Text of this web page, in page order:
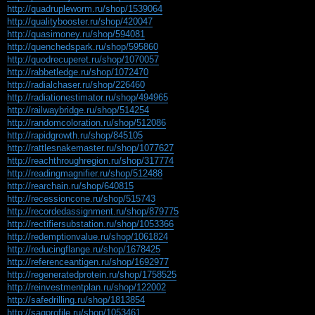
http://quadrupleworm.ru/shop/1539064
http://qualitybooster.ru/shop/420047
http://quasimoney.ru/shop/594081
http://quenchedspark.ru/shop/595860
http://quodrecuperet.ru/shop/1070057
http://rabbetledge.ru/shop/1072470
http://radialchaser.ru/shop/226460
http://radiationestimator.ru/shop/494965
http://railwaybridge.ru/shop/514254
http://randomcoloration.ru/shop/512086
http://rapidgrowth.ru/shop/845105
http://rattlesnakemaster.ru/shop/1077627
http://reachthroughregion.ru/shop/317774
http://readingmagnifier.ru/shop/512488
http://rearchain.ru/shop/640815
http://recessioncone.ru/shop/515743
http://recordedassignment.ru/shop/879775
http://rectifiersubstation.ru/shop/1053366
http://redemptionvalue.ru/shop/1061824
http://reducingflange.ru/shop/1678425
http://referenceantigen.ru/shop/1692977
http://regeneratedprotein.ru/shop/1758525
http://reinvestmentplan.ru/shop/122002
http://safedrilling.ru/shop/1813854
http://sagprofile.ru/shop/1053461